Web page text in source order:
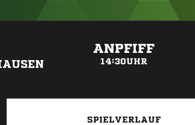
ANPFIFF
14:30UHR
SPIELVERLAUF